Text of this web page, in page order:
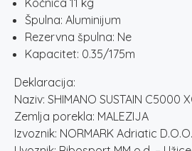
Kočnica 11 kg
Špulna: Aluminijum
Rezervna špulna: Ne
Kapacitet: 0.35/175m
Deklaracija:
Naziv: SHIMANO SUSTAIN C5000
Zemlja porekla: MALEZIJA
Izvoznik: NORMARK Adriatic